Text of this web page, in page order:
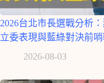
2026台北市長選戰分析
立委表現與藍綠對決前
2026-08-03